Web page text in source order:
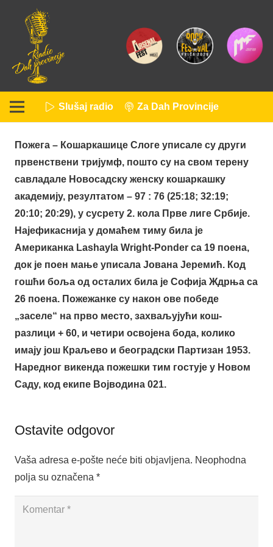
Slušaj radio Za Dah Provincije
Пожега – Кошаркашице Слоге уписале су други
првенствени тријумф, пошто су на свом терену
савладале Новосадску женску кошаркашку
академију, резултатом – 97 : 76 (25:18; 32:19;
20:10; 20:29), у сусрету 2. кола Прве лиге Србије.
Најефикаснија у домаћем тиму била је
Американка Lashayla Wright-Ponder са 19 поена,
док је поен мање уписала Јована Јеремић. Код
гошћи боља од осталих била је Софија Ждрња са
26 поена. Пожежанке су након ове победе
„заселе“ на прво место, захваљујући кош-
разлици + 60, и четири освојена бода, колико
имају још Краљево и београдски Партизан 1953.
Наредног викенда пожешки тим гостује у Новом
Саду, код екипе Војводина 021.
Ostavite odgovor
Vaša adresa e-pošte neće biti objavljena. Neophodna
polja su označena *